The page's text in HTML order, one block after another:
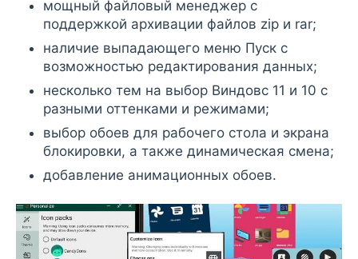
мощный файловый менеджер с
поддержкой архивации файлов zip и rar;
наличие выпадающего меню Пуск с
возможностью редактирования данных;
несколько тем на выбор Виндовс 11 и 10 с
разными оттенками и режимами;
выбор обоев для рабочего стола и экрана
блокировки, а также динамическая смена;
добавление анимационных обоев.